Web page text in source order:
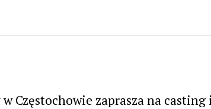
Częstochowie zaprasza na